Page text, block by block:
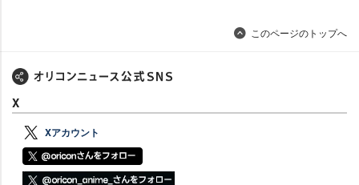
このページのトップへ
X
Xアカウント